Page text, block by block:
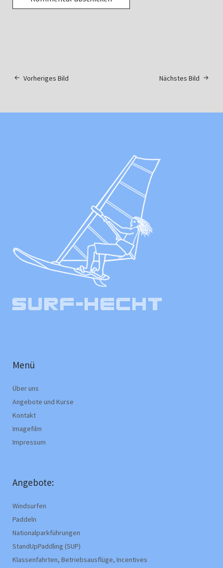
Nächstes Bild
Vorheriges Bild
Menü
Über uns
Angebote und Kurse
Kontakt
Imagefilm
Impressum
Angebote:
Windsurfen
Paddeln
Nationalparkführungen
StandUpPaddling (SUP)
Klassenfahrten, Betriebsausflüge, Incentives